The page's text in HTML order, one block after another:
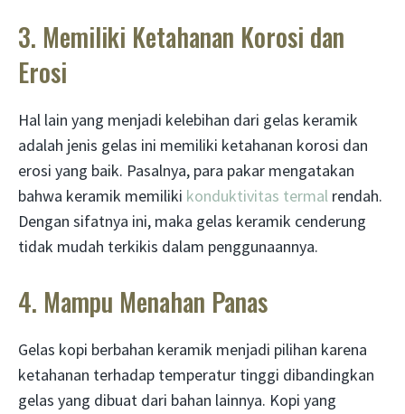
3. Memiliki Ketahanan Korosi dan
Erosi
Hal lain yang menjadi kelebihan dari gelas keramik
adalah jenis gelas ini memiliki ketahanan korosi dan
erosi yang baik. Pasalnya, para pakar mengatakan
bahwa keramik memiliki konduktivitas termal rendah.
Dengan sifatnya ini, maka gelas keramik cenderung
tidak mudah terkikis dalam penggunaannya.
4. Mampu Menahan Panas
Gelas kopi berbahan keramik menjadi pilihan karena
ketahanan terhadap temperatur tinggi dibandingkan
gelas yang dibuat dari bahan lainnya. Kopi yang